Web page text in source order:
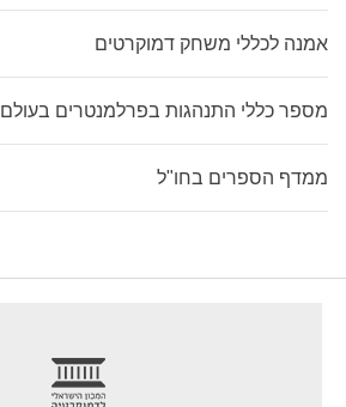
אמנה לכללי משחק דמוקרטים
מספר כללי התנהגות בפרלמנטרים בעולם
ממדף הספרים בחו"ל